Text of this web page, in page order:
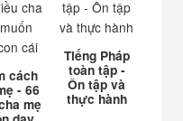
PROMOTION
cách
- 66
mẹ
Tiếng Pháp
toàn tập -
Ôn tập và
thực hành